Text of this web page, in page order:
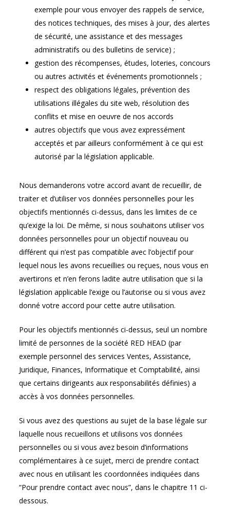
exemple pour vous envoyer des rappels de service,
des notices techniques, des mises à jour, des alertes
de sécurité, une assistance et des messages
administratifs ou des bulletins de service) ;
gestion des récompenses, études, loteries, concours
ou autres activités et événements promotionnels ;
respect des obligations légales, prévention des
utilisations illégales du site web, résolution des
conflits et mise en oeuvre de nos accords
autres objectifs que vous avez expressément
acceptés et par ailleurs conformément à ce qui est
autorisé par la législation applicable.
Nous demanderons votre accord avant de recueillir, de
traiter et d’utiliser vos données personnelles pour les
objectifs mentionnés ci-dessus, dans les limites de ce
qu’exige la loi. De même, si nous souhaitons utiliser vos
données personnelles pour un objectif nouveau ou
différent qui n’est pas compatible avec l’objectif pour
lequel nous les avons recueillies ou reçues, nous vous en
avertirons et n’en ferons ladite autre utilisation que si la
législation applicable l’exige ou l’autorise ou si vous avez
donné votre accord pour cette autre utilisation.
Pour les objectifs mentionnés ci-dessus, seul un nombre
limité de personnes de la société RED HEAD (par
exemple personnel des services Ventes, Assistance,
Juridique, Finances, Informatique et Comptabilité, ainsi
que certains dirigeants aux responsabilités définies) a
accès à vos données personnelles.
Si vous avez des questions au sujet de la base légale sur
laquelle nous recueillons et utilisons vos données
personnelles ou si vous avez besoin d’informations
complémentaires à ce sujet, merci de prendre contact
avec nous en utilisant les coordonnées indiquées dans
“Pour prendre contact avec nous”, dans le chapitre 11 ci-
dessous.